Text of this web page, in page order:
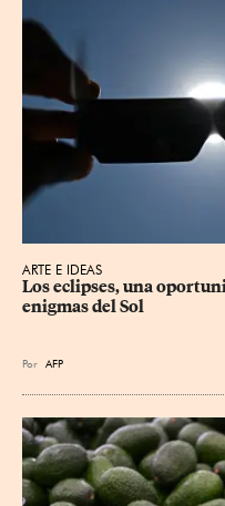
ARTE E IDEAS
Los eclipses, una
enigmas del Sol
Por AFP